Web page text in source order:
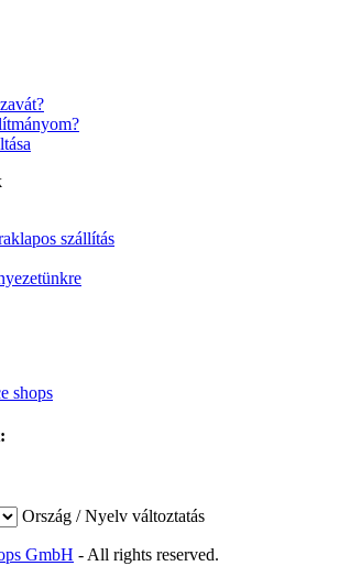
szállítás
shops
Ország / Nyelv változtatás
GmbH - All rights reserved.